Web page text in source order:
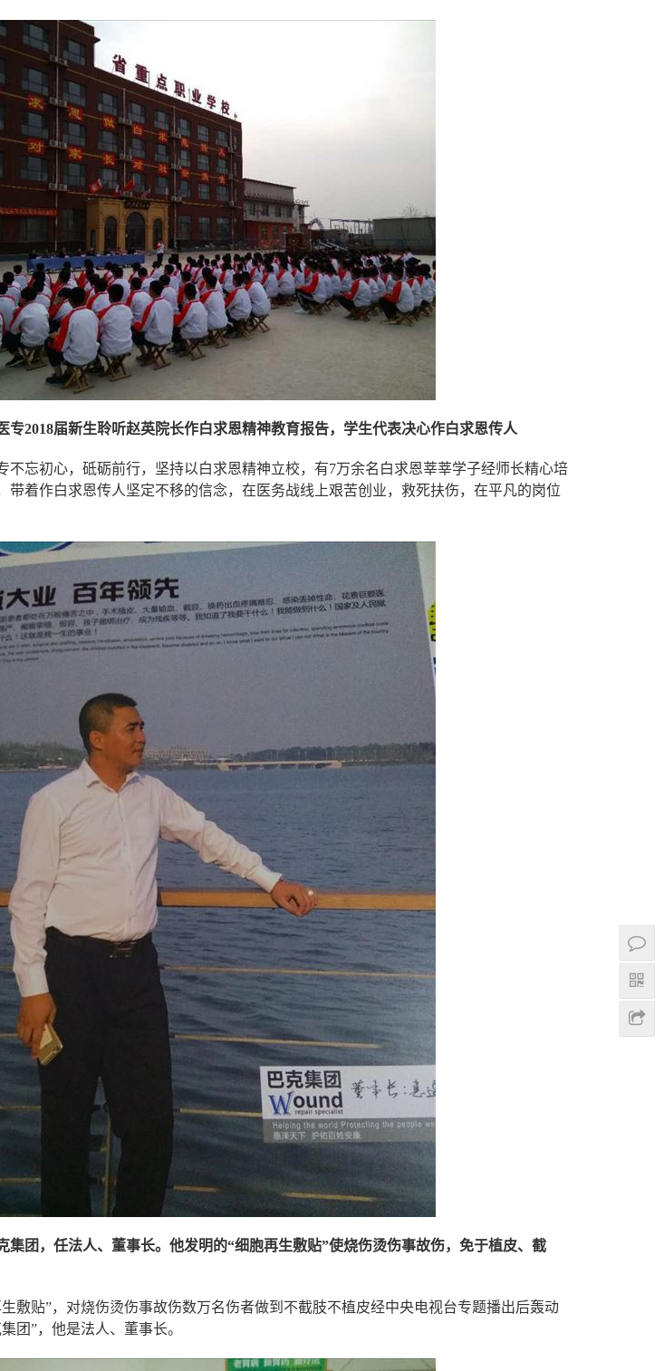
专2018届新生聆听赵英院长作白求恩精神教育报告，学生代表决心作白求恩传人
不忘初心，砥砺前行，坚持以白求恩精神立校，有7万余名白求恩莘莘学子经师长精心培
带着作白求恩传人坚定不移的信念，在医务战线上艰苦创业，救死扶伤，在平凡的岗位
集团，任法人、董事长。他发明的“细胞再生敷贴”使烧伤烫伤事故伤，免于植皮、截
敷贴”，对烧伤烫伤事故伤数万名伤者做到不截肢不植皮经中央电视台专题播出后轰动
团”，他是法人、董事长。